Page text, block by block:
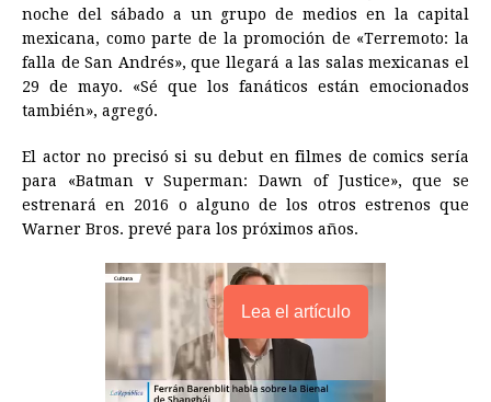
noche del sábado a un grupo de medios en la capital
mexicana, como parte de la promoción de «Terremoto: la
falla de San Andrés», que llegará a las salas mexicanas el
29 de mayo. «Sé que los fanáticos están emocionados
también», agregó.
El actor no precisó si su debut en filmes de comics sería
para «Batman v Superman: Dawn of Justice», que se
estrenará en 2016 o alguno de los otros estrenos que
Warner Bros. prevé para los próximos años.
Lea el artículo